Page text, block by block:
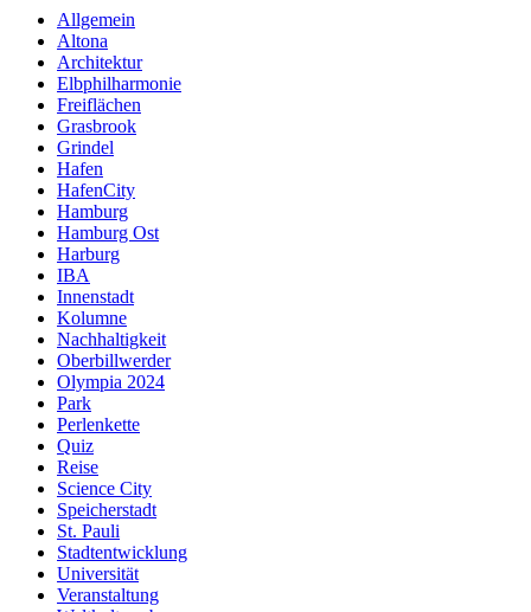
Allgemein
Altona
Architektur
Elbphilharmonie
Freiflächen
Grasbrook
Grindel
Hafen
HafenCity
Hamburg
Hamburg Ost
Harburg
IBA
Innenstadt
Kolumne
Nachhaltigkeit
Oberbillwerder
Olympia 2024
Park
Perlenkette
Quiz
Reise
Science City
Speicherstadt
St. Pauli
Stadtentwicklung
Universität
Veranstaltung